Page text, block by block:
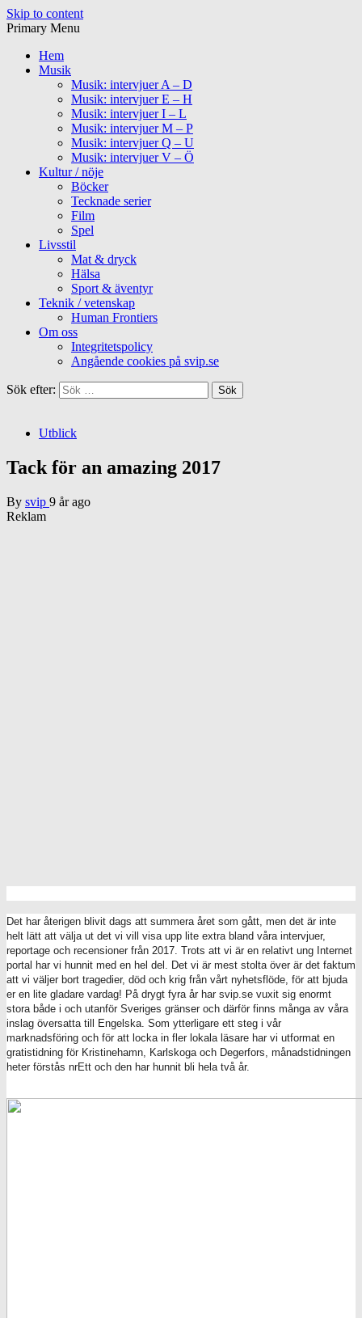
Skip to content
Primary Menu
Hem
Musik
Musik: intervjuer A – D
Musik: intervjuer E – H
Musik: intervjuer I – L
Musik: intervjuer M – P
Musik: intervjuer Q – U
Musik: intervjuer V – Ö
Kultur / nöje
Böcker
Tecknade serier
Film
Spel
Livsstil
Mat & dryck
Hälsa
Sport & äventyr
Teknik / vetenskap
Human Frontiers
Om oss
Integritetspolicy
Angående cookies på svip.se
Sök efter:
Utblick
Tack för an amazing 2017
By svip 9 år ago
Reklam
Det har återigen blivit dags att summera året som gått, men det är inte
helt lätt att välja ut det vi vill visa upp lite extra bland våra intervjuer,
reportage och recensioner från 2017. Trots att vi är en relativt ung Internet
portal har vi hunnit med en hel del. Det vi är mest stolta över är det faktum
att vi väljer bort tragedier, död och krig från vårt nyhetsflöde, för att bjuda
er en lite gladare vardag! På drygt fyra år har svip.se vuxit sig enormt
stora både i och utanför Sveriges gränser och därför finns många av våra
inslag översatta till Engelska. Som ytterligare ett steg i vår
marknadsföring och för att locka in fler lokala läsare har vi utformat en
gratistidning för Kristinehamn, Karlskoga och Degerfors, månadstidningen
heter förstås nrEtt och den har hunnit bli hela två år.